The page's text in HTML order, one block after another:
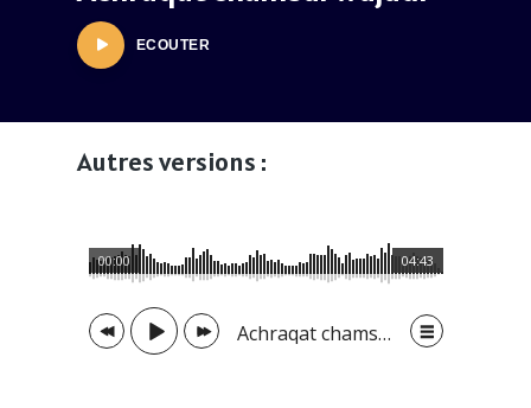
ECOUTER
Autres versions :
04:43
00:00
Achraqat chamsul wujûdi - 1/5